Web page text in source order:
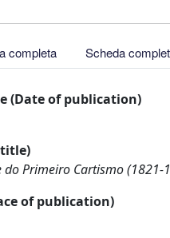
completa Scheda
(Date of publication)
Primeiro Cartismo (1821-
of publication)